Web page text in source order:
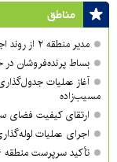
مناطق
مدیر منطقه ۲ از روند اجرای پروژه زیرگذر شیخ‌آباد بازدید کرد
بساط پرنده‌فروشان
آغاز عملیات
مسیب‌زاده
ارتقای کیفیت فضای
اجرای عملیات
تأکید سرپرست منطقه ۴ کرج بر مدیریت مشارکتی در دیدار با امام جمعه مهرشهر